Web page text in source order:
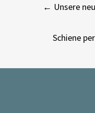
← Unsere
Schiene